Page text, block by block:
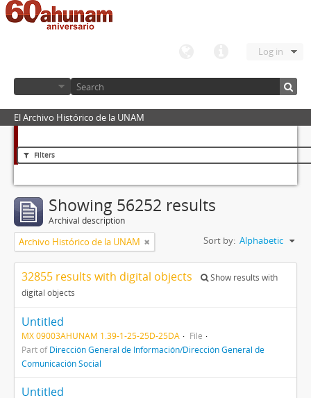
Log in
El Archivo Histórico de la UNAM
Filters
Showing 56252 results
Archival description
Archivo Histórico de la UNAM Sort by: Alphabetic
32855 results with digital objects
Show results with
digital objects
Untitled
MX 09003AHUNAM 1.39-1-25-25D-25DA
File
Part ofDirección General de Información/Dirección General de
Comunicación Social
Untitled